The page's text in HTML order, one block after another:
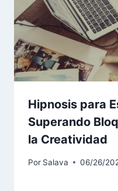
Hipnosis para
Superando
la Creatividad
Por Salava 06/26/